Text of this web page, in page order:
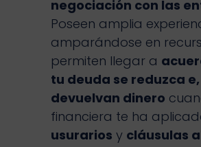
negociación con las
Poseen amplia
amparándose en
permiten llegar a
tu deuda se reduzca
devuelvan dinero
financiera te ha
usurarios y cláusulas